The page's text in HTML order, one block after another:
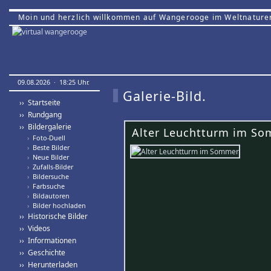
Moin und herzlich willkommen auf Wangerooge im
09.08.2026 · 18:25 Uhr.
›› Startseite
›› Rundgang
›› Bildergalerie
› Foto-Duell
› Beste Bilder
› Neue Bilder
› Zufalls-Bilder
› Bildersuche
› Farbsuche
› Bildautoren
› Bilder hochladen
›› Historische Bilder
›› Videos
›› Informationen
›› Geschichte
›› Herunterladen
Galerie-Bild.
Alter Leuchtturm im